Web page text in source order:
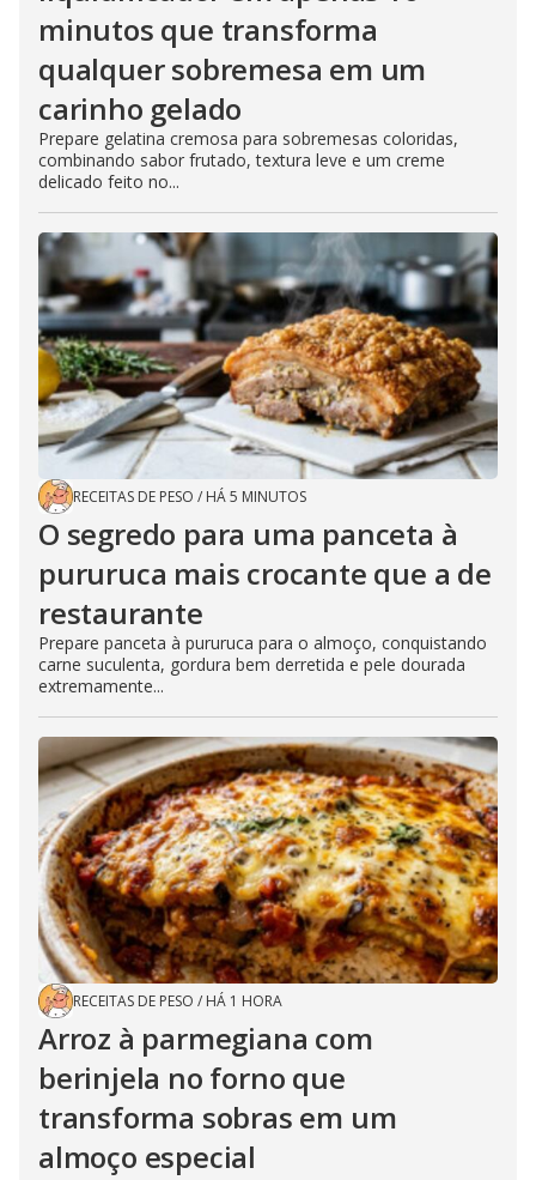
minutos que transforma
qualquer sobremesa em um
carinho gelado
Prepare gelatina cremosa para sobremesas coloridas,
combinando sabor frutado, textura leve e um creme
delicado feito no...
RECEITAS DE PESO / HÁ 5 MINUTOS
O segredo para uma panceta à
pururuca mais crocante que a de
restaurante
Prepare panceta à pururuca para o almoço, conquistando
carne suculenta, gordura bem derretida e pele dourada
extremamente...
RECEITAS DE PESO / HÁ 1 HORA
Arroz à parmegiana com
berinjela no forno que
transforma sobras em um
almoço especial